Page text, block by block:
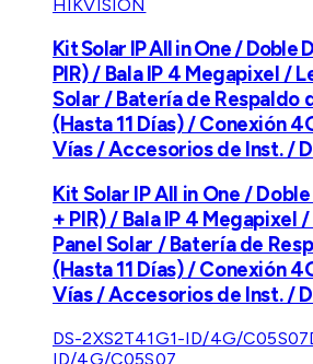
HIKVISION
Kit Solar IP All in One / Doble
PIR) / Bala IP 4 Megapixel /
Solar / Batería de Respaldo
(Hasta 11 Días) / Conexión
Vías / Accesorios de Inst. /
Kit Solar IP All in One /
+ PIR) / Bala IP 4 Megapixel
Panel Solar / Batería de
(Hasta 11 Días) / Conexión
Vías / Accesorios de Inst. /
DS-2XS2T41G1-ID/4G/C05S07
ID/4G/C05S07